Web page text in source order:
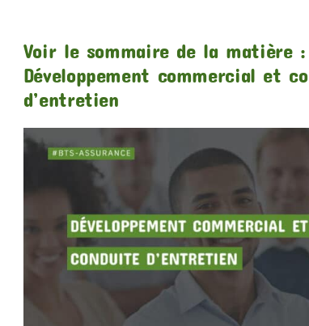
Voir le sommaire de la matière :
Développement commercial et
d’entretien